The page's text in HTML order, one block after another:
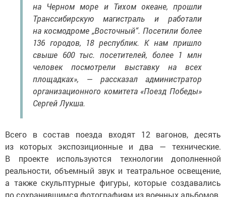
на Черном море и Тихом океане, прошли
Транссибирскую магистраль и работали
на космодроме „Восточный“. Посетили более
136 городов, 18 республик. К нам пришло
свыше 600 тыс. посетителей, более 1 млн
человек посмотрели выставку на всех
площадках», — рассказал администратор
организационного комитета «Поезд Победы»
Сергей Лукша.
Всего в состав поезда входят 12 вагонов, десять
из которых экспозиционные и два — технические.
В проекте используются технологии дополненной
реальности, объемный звук и театральное освещение,
а также скульптурные фигуры, которые создавались
по сохранившимся фотографиям из военных альбомов.